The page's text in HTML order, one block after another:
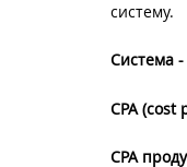
систему.
Система -
CPA (cost
CPA